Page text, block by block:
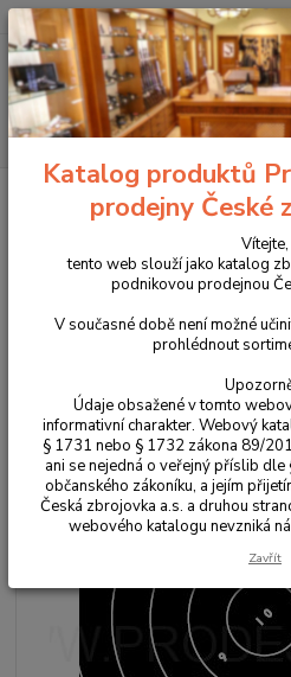
+420 225 375 800
Střelecké terče a záslepky
Střelecký terč
figura)
Katalog produktů
prodejny České
Vítejte,
tento web slouží jako katalog
podnikovou prodejnou
V současné době není možné
prohlédnout
Údaje obsažené v tomto
informativní charakter. Webový
§ 1731 nebo § 1732 zákona 89/
ani se nejedná o veřejný příslib
občanského zákoníku, a jejím
Česká zbrojovka a.s. a druhou
webového katalogu nevzniká
Zavřít